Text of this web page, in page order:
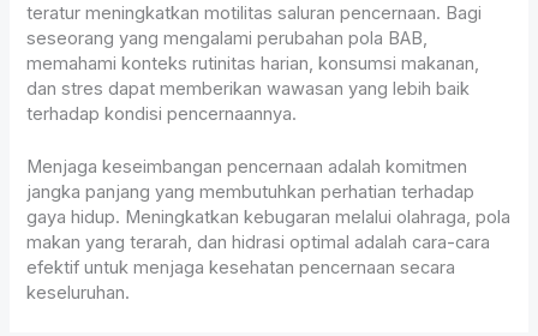
teratur meningkatkan motilitas saluran pencernaan. Bagi
seseorang yang mengalami perubahan pola BAB,
memahami konteks rutinitas harian, konsumsi makanan,
dan stres dapat memberikan wawasan yang lebih baik
terhadap kondisi pencernaannya.
Menjaga keseimbangan pencernaan adalah komitmen
jangka panjang yang membutuhkan perhatian terhadap
gaya hidup. Meningkatkan kebugaran melalui olahraga, pola
makan yang terarah, dan hidrasi optimal adalah cara-cara
efektif untuk menjaga kesehatan pencernaan secara
keseluruhan.